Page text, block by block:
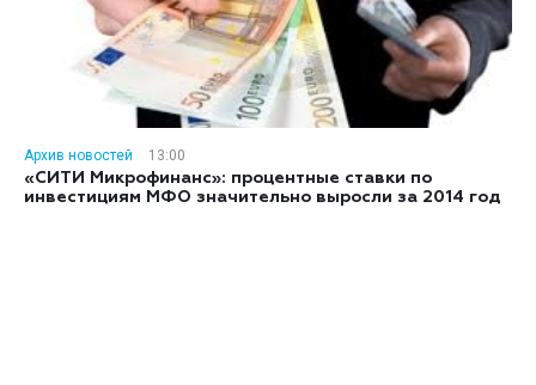
Архив новостей
13:00
«СИТИ Микрофинанс»: процентные ставки по
инвестициям МФО значительно выросли за 2014 год